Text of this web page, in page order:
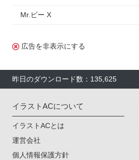
Mr.ビー X
広告を非表示にする
昨日のダウンロード数：135,625
イラストACについて
イラストACとは
運営会社
個人情報保護方針